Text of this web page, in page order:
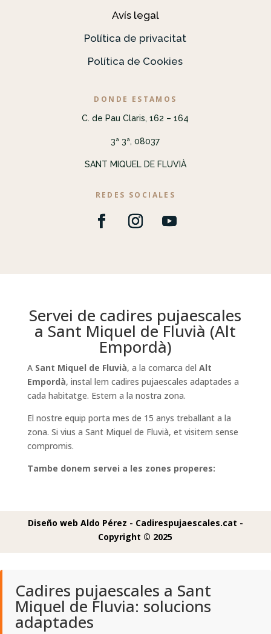
Avís legal
Política de privacitat
Política de Cookies
DONDE ESTAMOS
C. de Pau Claris, 162 – 164
3ª 3ª, 08037
SANT MIQUEL DE FLUVIÀ
REDES SOCIALES
Servei de cadires pujaescales
a Sant Miquel de Fluvià (Alt
Empordà)
A Sant Miquel de Fluvià, a la comarca del Alt
Empordà, instal lem cadires pujaescales adaptades a
cada habitatge. Estem a la nostra zona.
El nostre equip porta mes de 15 anys treballant a la
zona. Si vius a Sant Miquel de Fluvià, et visitem sense
compromis.
Tambe donem servei a les zones properes:
Diseño web Aldo Pérez - Cadirespujaescales.cat -
Copyright © 2025
Cadires pujaescales a Sant
Miquel de Fluvia: solucions
adaptades